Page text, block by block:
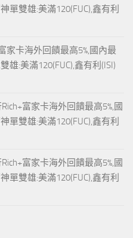
單雙雄:美滿120(FUC),鑫有利
家卡海外回饋最高5%,國內最
雄:美滿120(FUC),鑫有利(ISI)
富家卡海外回饋最高5%,國
單雙雄:美滿120(FUC),鑫有利
富家卡海外回饋最高5%,國
單雙雄:美滿120(FUC),鑫有利